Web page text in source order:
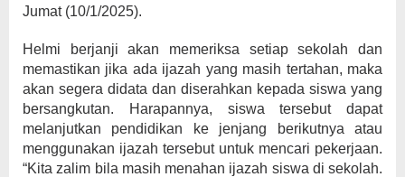
Jumat (10/1/2025).
Helmi berjanji akan memeriksa setiap sekolah dan
memastikan jika ada ijazah yang masih tertahan, maka
akan segera didata dan diserahkan kepada siswa yang
bersangkutan. Harapannya, siswa tersebut dapat
melanjutkan pendidikan ke jenjang berikutnya atau
menggunakan ijazah tersebut untuk mencari pekerjaan.
“Kita zalim bila masih menahan ijazah siswa di sekolah.